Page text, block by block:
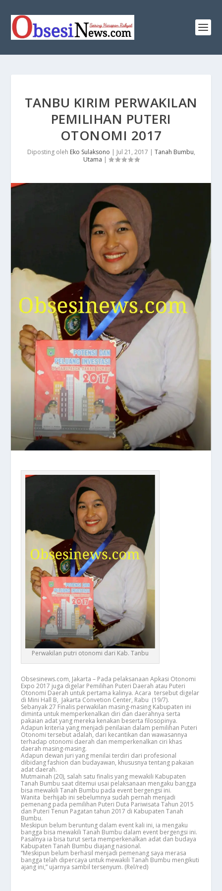
TANBU KIRIM PERWAKILAN
PEMILIHAN PUTERI
OTONOMI 2017
Diposting oleh Eko Sulaksono | Jul 21, 2017 | Tanah Bumbu,
Utama |
Perwakilan putri otonomi dari Kab. Tanbu
Obsesinews.com, Jakarta – Pada pelaksanaan Apkasi Otonomi
Expo 2017 juga digelar Pemilihan Puteri Daerah atau Puteri
Otonomi Daerah untuk pertama kalinya. Acara tersebut digelar
di Mini Hall B, Jakarta Convetion Center, Rabu (19/7).
Sebanyak 27 Finalis perwakilan masing-masing Kabupaten ini
diminta untuk memperkenalkan diri dan daerahnya serta
pakaian adat yang mereka kenakan beserta filosopinya.
Adapun kriteria yang menjadi penilaian dalam pemilihan Puteri
Otonomi tersebut adalah, dari kecantikan dan wawasannya
terhadap otonomi daerah dan memperkenalkan ciri khas
daerah masing-masing.
Adapun dewan juri yang menilai terdiri dari profesional
dibidang fashion dan budayawan, khususnya tentang pakaian
adat daerah.
Mutmainah (20), salah satu finalis yang mewakili Kabupaten
Tanah Bumbu saat ditemui usai pelaksanaan mengaku bangga
bisa mewakili Tanah Bumbu pada event bergengsi ini.
Wanita berhijab ini sebelumnya sudah pernah menjadi
pemenang pada pemilihan Puteri Duta Pariwisata Tahun 2015
dan Puteri Tenun Pagatan tahun 2017 di Kabupaten Tanah
Bumbu.
Meskipun belum beruntung dalam event kali ini, ia mengaku
bangga bisa mewakili Tanah Bumbu dalam event bergengsi ini.
Pasalnya ia bisa turut serta memperkenalkan adat dan budaya
Kabupaten Tanah Bumbu diajang nasional.
“Meskipun belum berhasil menjadi pemenang saya merasa
bangga telah dipercaya untuk mewakili Tanah Bumbu mengikuti
ajang ini,” ujarnya sambil tersenyum. (Rel/red)